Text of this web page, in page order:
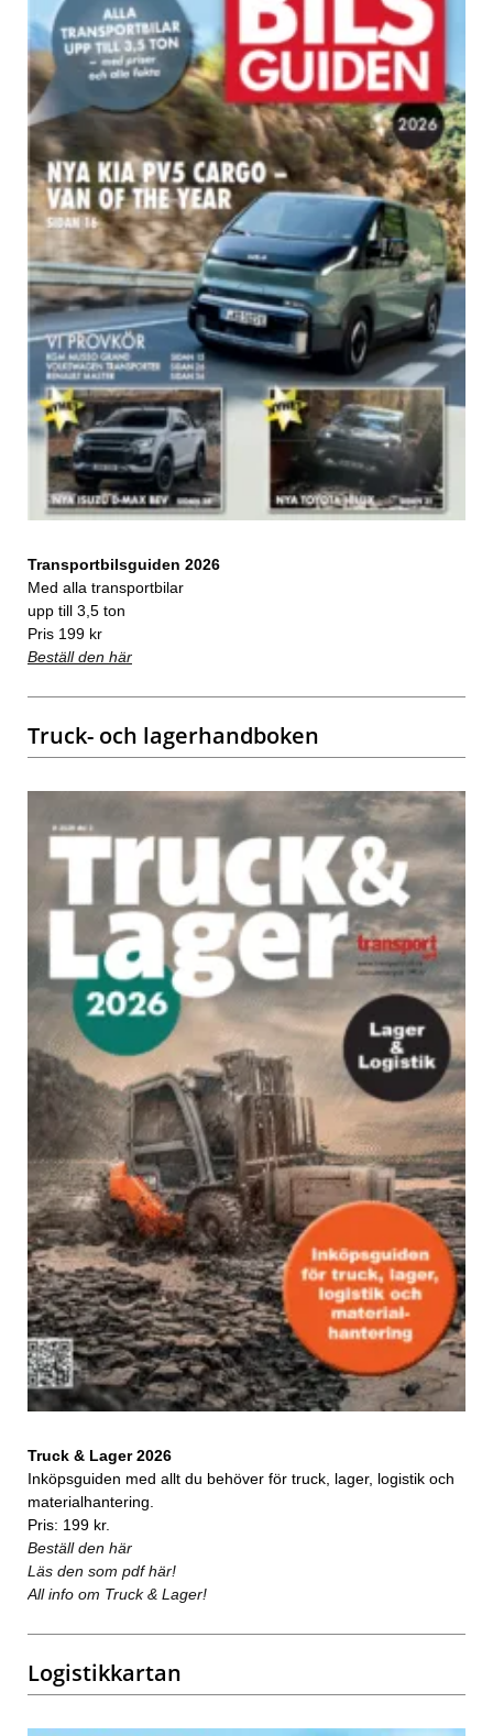
Transportbilsguiden 2026
Med alla transportbilar
upp till 3,5 ton
Pris 199 kr
Beställ den här
Truck- och lagerhandboken
Truck & Lager 2026
Inköpsguiden med allt du behöver för truck, lager, logistik och
materialhantering.
Pris: 199 kr.
Beställ den här
Läs den som pdf här!
All info om Truck & Lager!
Logistikkartan